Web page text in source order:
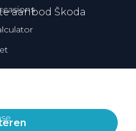
Lease
aanbod Škoda